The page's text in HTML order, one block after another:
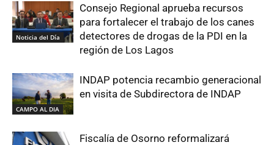
Noticia del Día
Consejo Regional aprueba recursos
para fortalecer el trabajo de los canes
detectores de drogas de la PDI en la
región de Los Lagos
CAMPO AL DIA
INDAP potencia recambio generacional
en visita de Subdirectora de INDAP
Fiscalía de Osorno reformalizará